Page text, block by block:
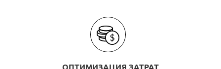
ОПТИМИЗАЦИЯ ЗАТРАТ